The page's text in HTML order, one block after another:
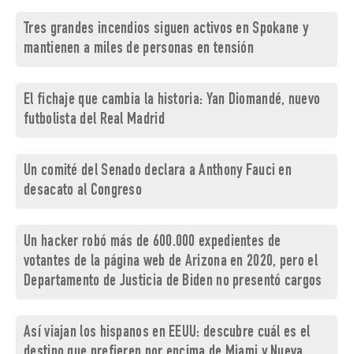
Tres grandes incendios siguen activos en Spokane y
mantienen a miles de personas en tensión
El fichaje que cambia la historia: Yan Diomandé, nuevo
futbolista del Real Madrid
Un comité del Senado declara a Anthony Fauci en
desacato al Congreso
Un hacker robó más de 600.000 expedientes de
votantes de la página web de Arizona en 2020, pero el
Departamento de Justicia de Biden no presentó cargos
Así viajan los hispanos en EEUU: descubre cuál es el